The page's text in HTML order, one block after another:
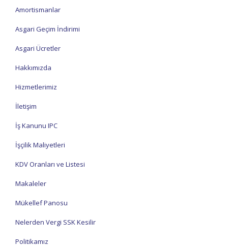
Amortismanlar
Asgari Geçim İndirimi
Asgari Ücretler
Hakkımızda
Hizmetlerimiz
İletişim
İş Kanunu IPC
İşçilik Maliyetleri
KDV Oranları ve Listesi
Makaleler
Mükellef Panosu
Nelerden Vergi SSK Kesilir
Politikamız